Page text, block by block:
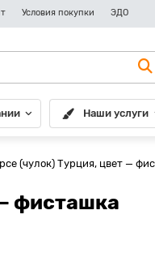
Условия покупки ЭДО
Наши услуги
(чулок) Турция, цвет —
фисташка